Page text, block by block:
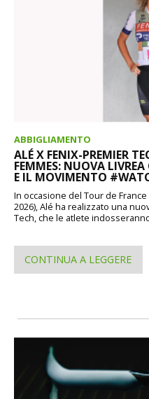
ABBIGLIAMENTO
ALÉ X FENIX-PREMIER
FEMMES: NUOVA
E IL MOVIMENTO
In occasione del Tour de
2026), Alé ha realizzato una
Tech, che le atlete
CONTINUA A LEGGERE